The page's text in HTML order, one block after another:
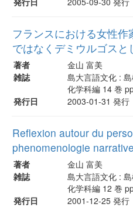
フランスにおける女性
ではなくデミウルゴスと
著者
金山 富美
雑誌
島大言語文化 :
化学科編 14 巻
発行日
2003-01-31 発行
Reflexion autour du
phenomenologie
著者
金山 富美
雑誌
島大言語文化 :
化学科編 12 巻
発行日
2001-12-25 発行